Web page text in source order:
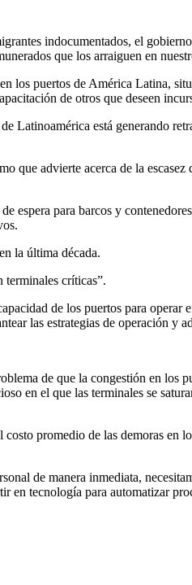
indocumentados, el
que los arraiguen en
los puertos de América Latina,
de otros que deseen
está generando
que advierte acerca de la
espera para barcos y
la última década.
terminales críticas”.
de los puertos para operar
las estrategias de operación y
de que la congestión en los
en el que las terminales se
promedio de las demoras en
de manera inmediata,
tecnología para automatizar